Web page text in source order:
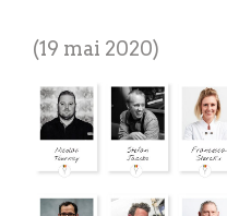
19 mai 2020